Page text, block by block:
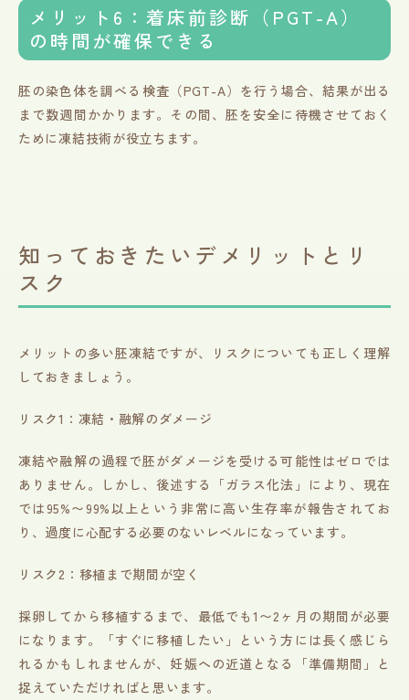
メリット6：着床前診断（PGT-A）
の時間が確保できる
胚の染色体を調べる検査（PGT-A）を行う場合、結果が出る
まで数週間かかります。その間、胚を安全に待機させておく
ために凍結技術が役立ちます。
知っておきたいデメリットとリ
スク
メリットの多い胚凍結ですが、リスクについても正しく理解
しておきましょう。
リスク1：凍結・融解のダメージ
凍結や融解の過程で胚がダメージを受ける可能性はゼロでは
ありません。しかし、後述する「ガラス化法」により、現在
では95%〜99%以上という非常に高い生存率が報告されてお
り、過度に心配する必要のないレベルになっています。
リスク2：移植まで期間が空く
採卵してから移植するまで、最低でも1〜2ヶ月の期間が必要
になります。「すぐに移植したい」という方には長く感じら
れるかもしれませんが、妊娠への近道となる「準備期間」と
捉えていただければと思います。